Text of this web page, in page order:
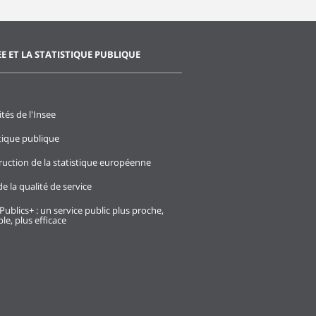
ET LA STATISTIQUE PUBLIQUE
de l'Insee
publique
de la statistique européenne
la qualité de service
: un service public plus proche,
plus efficace